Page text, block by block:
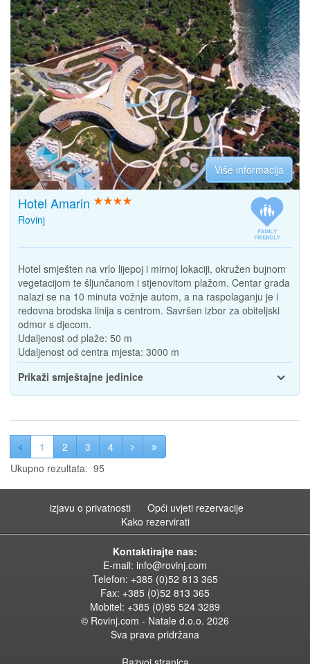
Više informacija
Hotel Amarin
Rovinj
Hotel smješten na vrlo lijepoj i mirnoj lokaciji, okružen bujnom
vegetacijom te šljunčanom i stjenovitom plažom. Centar grada
nalazi se na 10 minuta vožnje autom, a na raspolaganju je i
redovna brodska linija s centrom. Savršen izbor za obiteljski
odmor s djecom.
Udaljenost od plaže: 50 m
Udaljenost od centra mjesta: 3000 m
Prikaži smještajne jedinice
1 2 3
4
Ukupno rezultata: 95
izjavu o privatnosti
Opći uvjeti rezervacije
Kako rezervirati
Kontaktirajte nas:
E-mail: info@rovinj.com
Telefon: +385 (0)52 813 365
Fax: +385 (0)52 813 365
Mobitel: +385 (0)95 524 3289
© Rovinj.com - Natale d.o.o. 2026
Sva prava pridržana